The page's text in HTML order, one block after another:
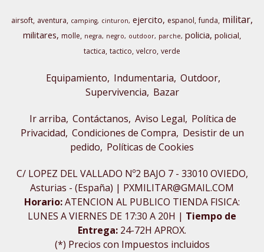
airsoft aventura camping cinturon ejercito espanol funda militar
militares molle negra negro outdoor parche policia policial
tactica tactico velcro verde
Equipamiento Indumentaria Outdoor,
Supervivencia Bazar
Ir arriba Contáctanos Aviso Legal Política de
Privacidad Condiciones de Compra Desistir de un
pedido Políticas de Cookies
C/ LOPEZ DEL VALLADO Nº2 BAJO 7 - 33010 OVIEDO,
Asturias - (España) | PXMILITAR@GMAIL.COM
Horario:ATENCION AL PUBLICO TIENDA FISICA:
LUNES A VIERNES DE 17:30 A 20H | Tiempo de
Entrega: 24-72H APROX.
(*) Precios con Impuestos incluidos